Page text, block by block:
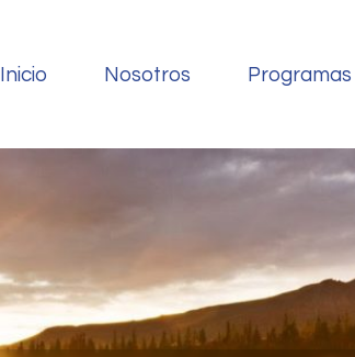
Inicio Nosotros Programas